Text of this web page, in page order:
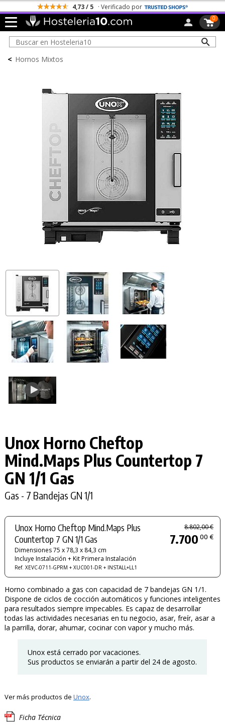
Todos los Portes son Gratis
0
< Hornos Mixtos
Unox Horno Cheftop
Mind.Maps Plus Countertop 7
GN 1/1 Gas
Gas - 7 Bandejas GN 1/1
Unox Horno Cheftop Mind.Maps Plus
Countertop 7 GN 1/1 Gas
Dimensiones 75 x 78,3 x 84,3 cm
Incluye Instalación + Kit Primera Instalación
Ref. XEVC-0711-GPRM + XUC001-DR + INSTALL+LL1
8.802,00 €
7.700 00 €
Horno combinado a gas con capacidad de 7 bandejas GN 1/1.
Dispone de ciclos de cocción automáticos y funciones inteligentes
para resultados siempre impecables. Es capaz de desarrollar
todas las actividades necesarias en tu negocio, asar, freír, asar a
la parrilla, dorar, ahumar, cocinar con vapor y mucho más.
Unox está cerrado por vacaciones.
Sus productos se enviarán a partir del 24 de agosto.
Ver más productos de Unox.
Ficha Técnica